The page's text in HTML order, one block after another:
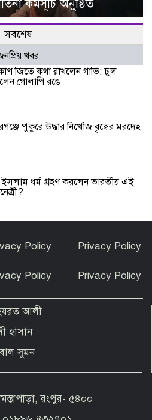
কর্মসূচি অনুষ্ঠিত
সবশেষ
খবর
জিতে কথা রাখলেন গাভি: চুল
গোলাপি রঙে
পুকুরে উদ্ধার নিখোঁজ বৃদ্ধের মরদেহ
ধর্ম গ্রহণ করলেন ভারতীয় এই
অভিযানে কারেন্ট জাল জব্দ, পুড়িয়ে
ট্রেনে উঠতে গিয়ে পীরগাছায় রেলওয়ের
নিহত
Policy Privacy Policy
Policy Privacy Policy
আলী
হাসান
সুমন
রংপুর- ৫৪০০